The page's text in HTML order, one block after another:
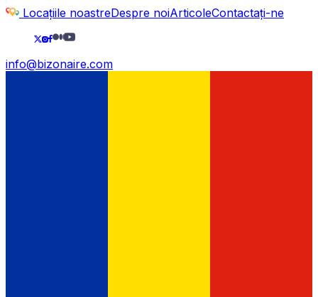
Locațiile noastreDespre noiArticoleContactați-ne
info@bizonaire.com